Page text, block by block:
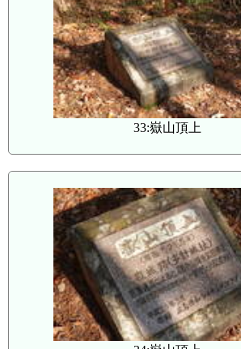
33:嶽山頂上